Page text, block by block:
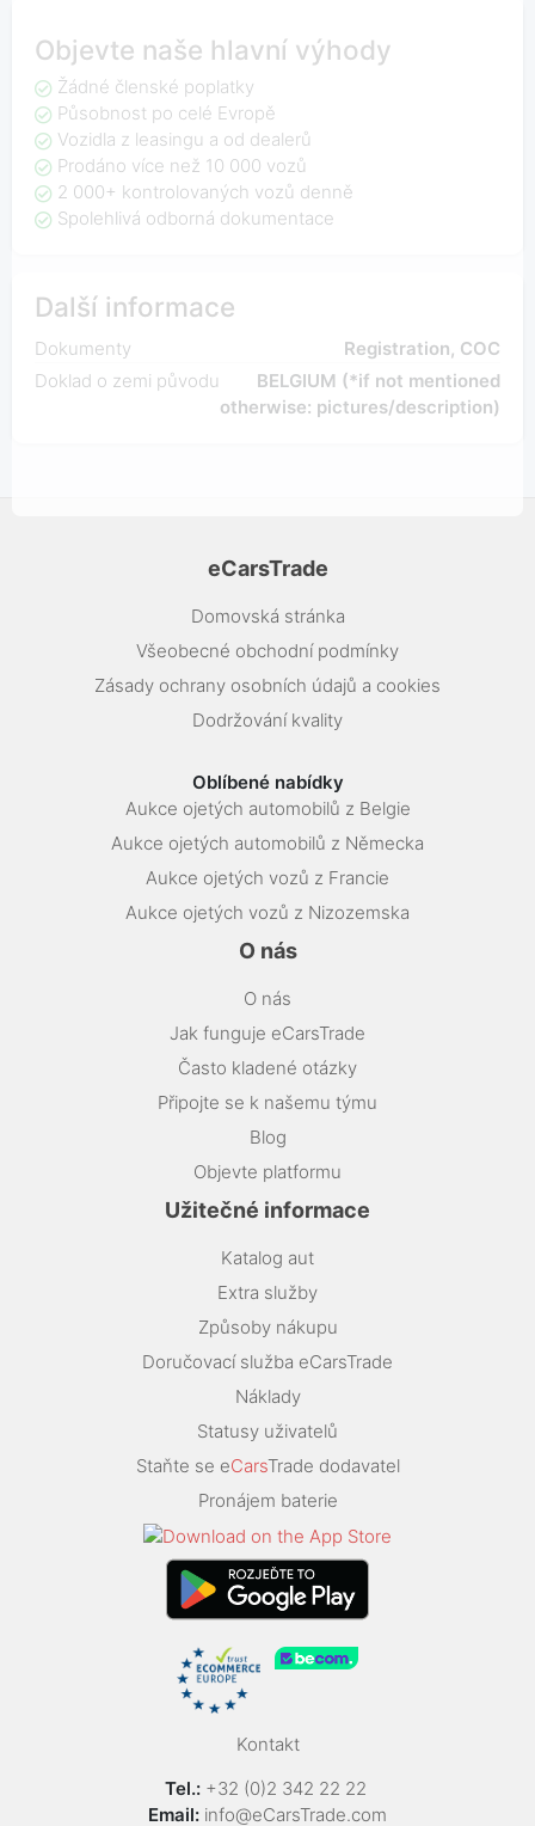
Objevte naše hlavní výhody
Žádné členské poplatky
Působnost po celé Evropě
Vozidla z leasingu a od dealerů
Prodáno více než 10 000 vozů
2 000+ kontrolovaných vozů denně
Spolehlivá odborná dokumentace
Další informace
Dokumenty
Registration, COC
Doklad o zemi původu
BELGIUM (*if not mentioned
otherwise: pictures/description)
eCarsTrade
Domovská stránka
Všeobecné obchodní podmínky
Zásady ochrany osobních údajů a cookies
Dodržování kvality
Oblíbené nabídky
Aukce ojetých automobilů z Belgie
Aukce ojetých automobilů z Německa
Aukce ojetých vozů z Francie
Aukce ojetých vozů z Nizozemska
O nás
O nás
Jak funguje eCarsTrade
Často kladené otázky
Připojte se k našemu týmu
Blog
Objevte platformu
Užitečné informace
Katalog aut
Extra služby
Způsoby nákupu
Doručovací služba eCarsTrade
Náklady
Statusy uživatelů
Staňte se eCarsTrade dodavatel
Pronájem baterie
Kontakt
Tel.: +32 (0)2 342 22 22
Email: info@eCarsTrade.com